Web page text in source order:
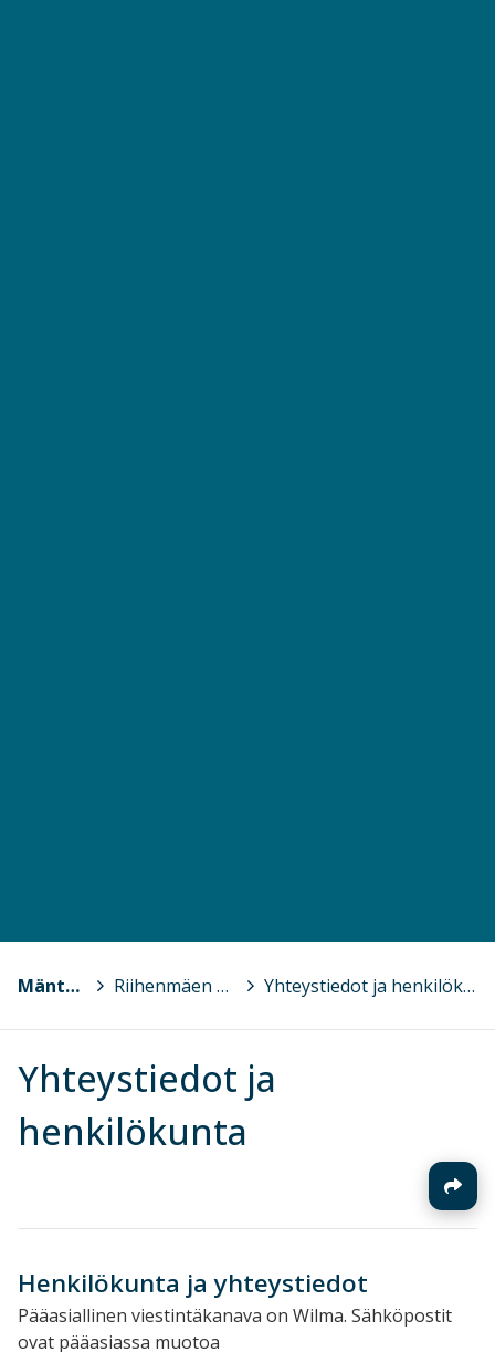
Mäntsälä > Riihenmäen koulu > Yhteystiedot ja henkilökunta
Yhteystiedot ja
henkilökunta
Henkilökunta ja yhteystiedot
Pääasiallinen viestintäkanava on Wilma. Sähköpostit
ovat pääasiassa muotoa